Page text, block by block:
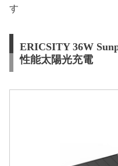
す
ERICSITY 36W
性能太陽光充電